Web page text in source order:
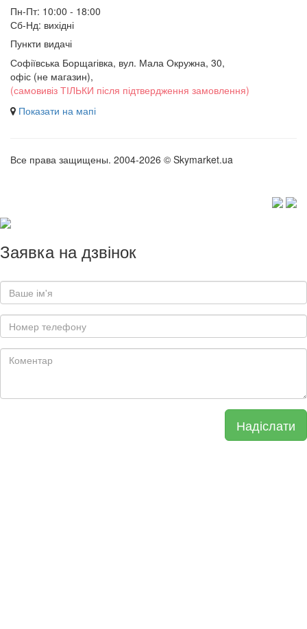
Пн-Пт: 10:00 - 18:00
Сб-Нд: вихідні
Пункти видачі
Софіївська Борщагівка, вул. Мала Окружна, 30,
офіс (не магазин),
(самовивіз ТІЛЬКИ після підтвердження замовлення)
Показати на мапі
Все права защищены. 2004-2026 © Skymarket.ua
Заявка на дзвінок
Надіслати